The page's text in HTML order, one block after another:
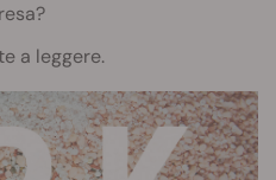
a leggere.